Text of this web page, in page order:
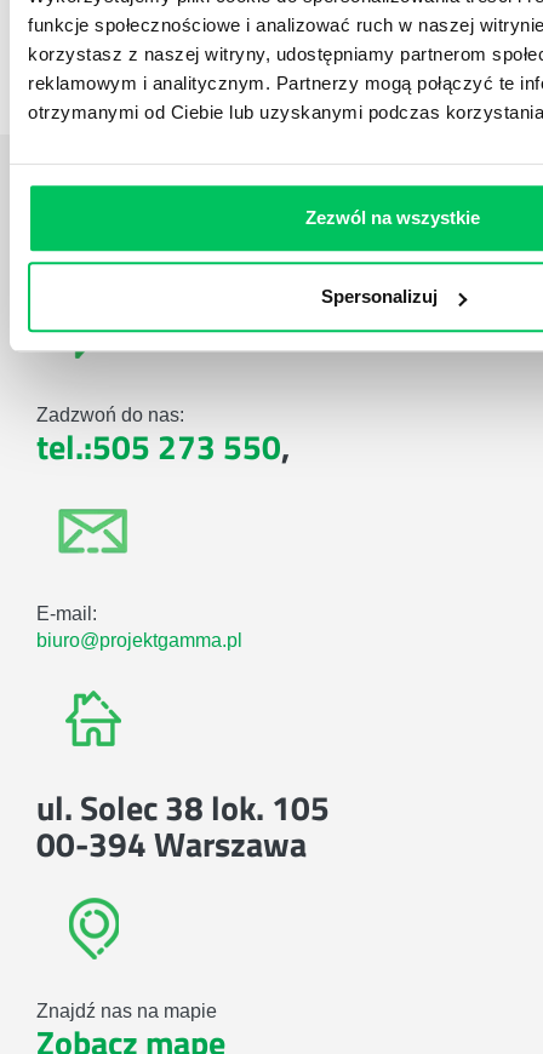
funkcje społecznościowe i analizować ruch w naszej
korzystasz z naszej witryny, udostępniamy partnerom
reklamowym i analitycznym. Partnerzy mogą połączyć te
otrzymanymi od Ciebie lub uzyskanymi podczas
Zezwól na wszystkie
Spersonalizuj
Artykuły,Artykuły cd., Prawo
Standardowe informacje z obszaru szkoleń.
Daj nam poznaćTWOJE
Zadzwoń do nas:
tel.:505 273 550,
E-mail:
biuro@projektgamma.pl
ul. Solec 38 lok. 105
00-394 Warszawa
Znajdź nas na mapie
Zobacz mapę